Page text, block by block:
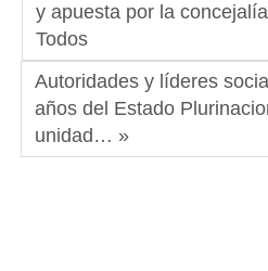
y apuesta por la
Todos
Autoridades y líderes
años del Estado
unidad… »